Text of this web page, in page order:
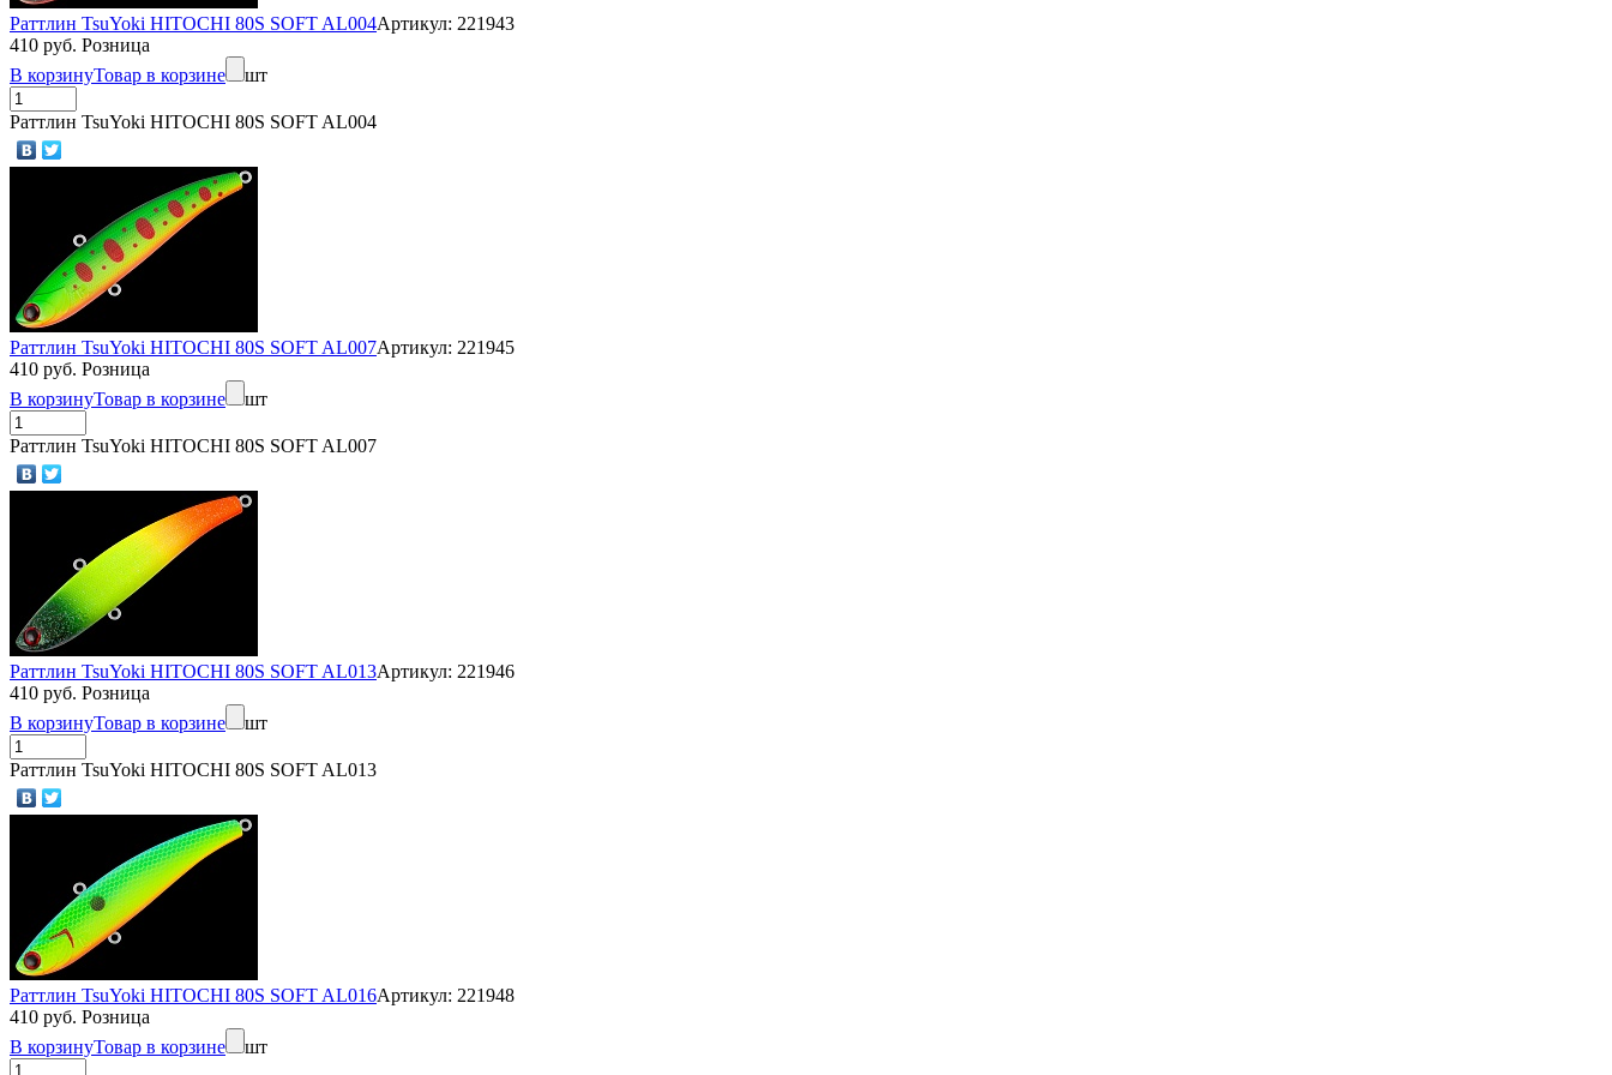
Раттлин TsuYoki HITOCHI 80S SOFT AL004Артикул: 221943
410 руб. Розница
В корзинуТовар в корзине шт
Раттлин TsuYoki HITOCHI 80S SOFT AL004
Раттлин TsuYoki HITOCHI 80S SOFT AL007Артикул: 221945
410 руб. Розница
В корзинуТовар в корзине шт
Раттлин TsuYoki HITOCHI 80S SOFT AL007
Раттлин TsuYoki HITOCHI 80S SOFT AL013Артикул: 221946
410 руб. Розница
В корзинуТовар в корзине шт
Раттлин TsuYoki HITOCHI 80S SOFT AL013
Раттлин TsuYoki HITOCHI 80S SOFT AL016Артикул: 221948
410 руб. Розница
В корзинуТовар в корзине шт